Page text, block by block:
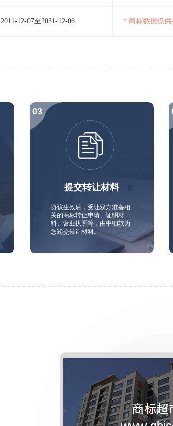
2011-12-07至2031-12-06 * 商标数据仅供
提交转让材料
协议生效后，受让双方准备相
关的商标转让申请、证明材
料、营业执照等，由中细软为
您递交转让材料。